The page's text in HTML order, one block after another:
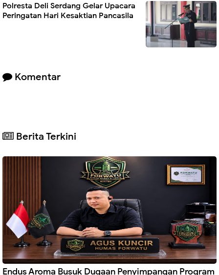
Polresta Deli Serdang Gelar Upacara
Peringatan Hari Kesaktian Pancasila
Komentar
Berita Terkini
Endus Aroma Busuk Dugaan Penyimpangan Program